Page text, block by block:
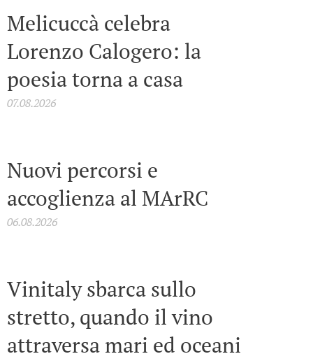
Melicuccà celebra
Lorenzo Calogero: la
poesia torna a casa
07.08.2026
Nuovi percorsi e
accoglienza al MArRC
06.08.2026
Vinitaly sbarca sullo
stretto, quando il vino
attraversa mari ed oceani